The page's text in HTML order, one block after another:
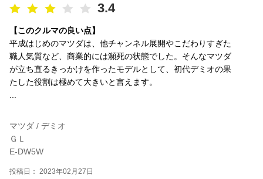
3.4
【このクルマの良い点】
平成はじめのマツダは、他チャンネル展開やこだわりすぎた
職人気質など、商業的には瀕死の状態でした。そんなマツダ
が立ち直るきっかけを作ったモデルとして、初代デミオの果
たした役割は極めて大きいと言えます。
マツダ / デミオ
ＧＬ
E-DW5W
投稿日： 2023年02月27日